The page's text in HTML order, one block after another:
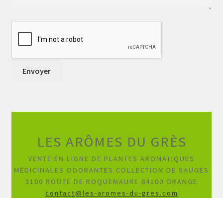
LES ARÔMES DU GRÈS
VENTE EN LIGNE DE PLANTES AROMATIQUES
MÉDICINALES ODORANTES COLLECTION DE SAUGES
3100 ROUTE DE ROQUEMAURE 84100 ORANGE
contact@les-aromes-du-gres.com